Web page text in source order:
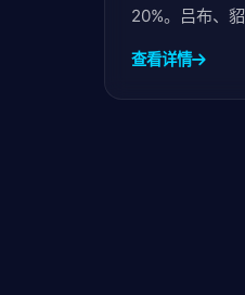
20%。吕布、
着极多极多的希
查看详情